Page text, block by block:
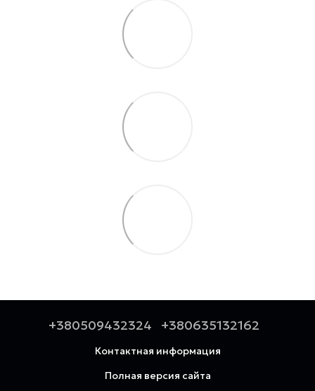
+380509432324 +380635132162
Контактная информация
Полная версия сайта